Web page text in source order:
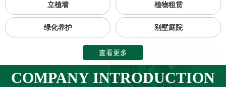
立植墙 植物租赁
绿化养护 别墅庭院
查看更多
COMPANY INTRODUCTION